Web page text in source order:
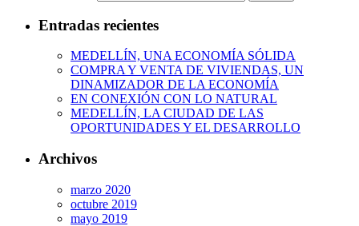
Entradas recientes
MEDELLÍN, UNA ECONOMÍA SÓLIDA
COMPRA Y VENTA DE VIVIENDAS, UN
DINAMIZADOR DE LA ECONOMÍA
EN CONEXIÓN CON LO NATURAL
MEDELLÍN, LA CIUDAD DE LAS
OPORTUNIDADES Y EL DESARROLLO
Archivos
marzo 2020
octubre 2019
mayo 2019